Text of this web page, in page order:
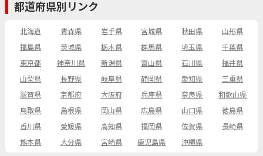
都道府県別リンク
北海道 青森県 岩手県 宮城県 秋田県
山形県
福島県
茨城県 栃木県 群馬県 埼玉県
千葉県
東京都
神奈川県 新潟県 富山県 石川県
福井県
山梨県
長野県 岐阜県 静岡県 愛知県
三重県
滋賀県
京都府 大阪府 兵庫県 奈良県
和歌山県
鳥取県
島根県 岡山県 広島県 山口県
徳島県
香川県
愛媛県 高知県 福岡県 佐賀県
長崎県
熊本県
大分県 宮崎県 鹿児島県 沖縄県